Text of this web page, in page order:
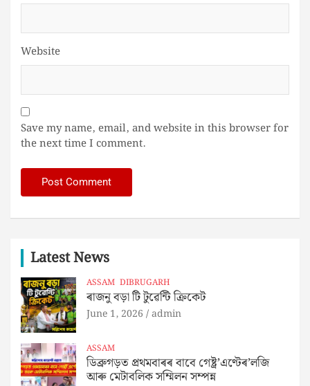
Website
Save my name, email, and website in this browser for
the next time I comment.
Latest News
ASSAM DIBRUGARH
ৰাজনু বড়া টি টুৱেন্টি ক্ৰিকেট
June 1, 2026 admin
ASSAM
ডিব্ৰুগড়ত প্ৰথমবাৰৰ বাবে গেষ্ট্ৰ’এণ্টেৰ’লজি
আৰু মেটাবলিক সম্মিলন সম্পন্ন